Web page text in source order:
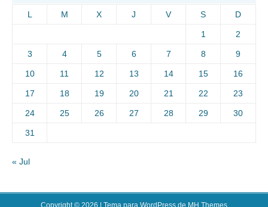
L M X J V S D
1 2
3 4 5 6 7 8 9
10 11 12 13 14 15 16
17 18 19 20 21 22 23
24 25 26 27 28 29 30
31
« Jul
Copyright © 2026 | Tema para WordPress de MH Themes